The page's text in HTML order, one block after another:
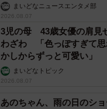
まいどなニュースエンタメ部
2026.08.07
3児の母 43歳女優の肩見
わざわ 「色っぽすぎて思
かしからずっと可愛い」
まいどなトピック
2026.08.07
あのちゃん、雨の日のシ